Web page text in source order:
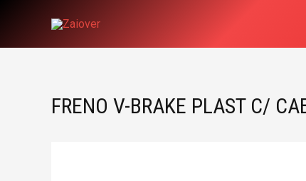
FRENO V-BRAKE PLAST C/